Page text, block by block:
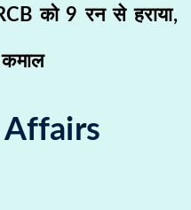
को 9 रन से हराया,
कमाल
Affairs